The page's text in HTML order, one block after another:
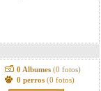
0 Albumes (0 fotos)
0 perros (0 fotos)